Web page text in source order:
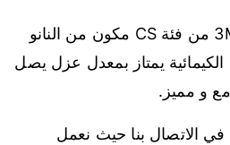
و نقوم بعمل تظليل 3M من فئة CS مكون من النانو
يمتاز بمعدل عزل يصل
في الاتصال بنا حيث نعمل